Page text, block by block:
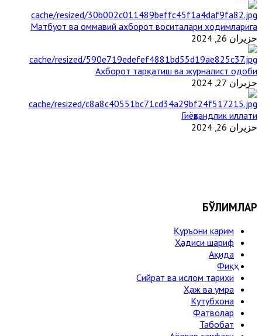
Матбуот ва оммавий ахборот воситалари ходимларига
حزيران 26, 2024
Ахборот тарқатиш ва журналист одоби
حزيران 27, 2024
Гиёҳвандлик иллати
حزيران 26, 2024
БЎЛИМЛАР
Қуръони карим
Ҳадиси шариф
Ақида
Фиқҳ
Сийрат ва ислом тарихи
Ҳаж ва умра
Кутубхона
Фатволар
Табобат